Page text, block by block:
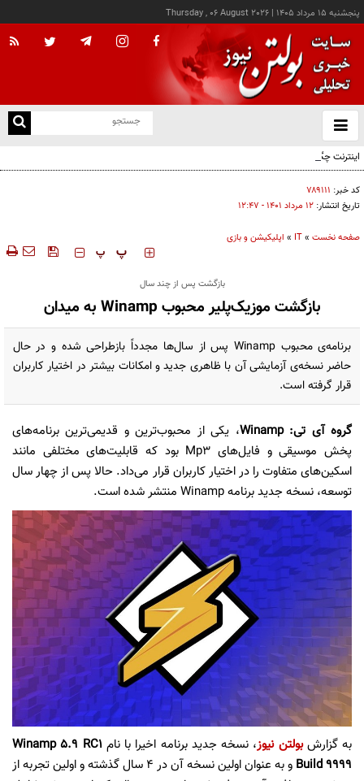
پنجشنبه ۱۵ مرداد ۱۴۰۵ |
Thursday , 06 August 2026
باز
و
اینترنت چگونه مفهوم کودکی را دگرگون کرد؟
کد خبر: ۷۸۹۱۱۱
تاریخ انتشار: ۱۲ مرداد ۱۴۰۱ - ۱۲:۴۷
صفحه نخست »
IT
» اپلیکیشن و بازی
‍‍‍ پ پ
بازگشت پس از چند سال
بازگشت موزیک‌پلیر محبوب Winamp به میدان
برنامه‌ی محبوب Winamp پس از سال‌ها مجدداً بازطراحی شده و در حال
حاضر نسخه‌ی آزمایشی آن با ظاهری جدید و امکانات بیشتر در اختیار کاربران
قرار گرفته است.
گروه آی تی: Winamp
، یکی از محبوب‌ترین و قدیمی‌ترین برنامه‌های
پخش موسیقی و فایل‌های Mp3 بود که قابلیت‌های مختلفی مانند
اسکین‌های متفاوت را در اختیار کاربران قرار می‌داد. حالا پس از چهار سال
توسعه، نسخه جدید برنامه Winamp منتشر شده است.
به گزارشبولتن نیوز، نسخه جدید برنامه اخیرا با نامWinamp 5.9 RC1
Build 9999
و به عنوان اولین نسخه آن در 4 سال گذشته و اولین تجربه از